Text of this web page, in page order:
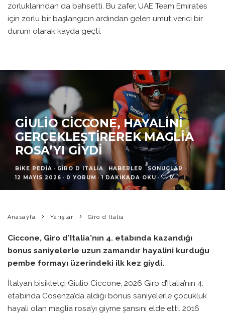
zorluklarından da bahsetti. Bu zafer, UAE Team Emirates
için zorlu bir başlangıcın ardından gelen umut verici bir
durum olarak kayda geçti.
GIULIO CICCONE, HAYALINI
GERÇEKLEŞTIREREK MAGLIA
ROSA’YI GIYDI
BIKE PEDIA · GIRO D ITALIA HABERLER SONUÇLAR ·
12 MAYIS 2026 · 0 YORUM · 1 DAKIKADA OKU · 0
Anasayfa Yarışlar Giro d Italia
Ciccone, Giro d'Italia'nın 4. etabında kazandığı
bonus saniyelerle uzun zamandır hayalini kurduğu
pembe formayı üzerindeki ilk kez giydi.
İtalyan bisikletçi Giulio Ciccone, 2026 Giro d’Italia’nın 4.
etabında Cosenza’da aldığı bonus saniyelerle çocukluk
hayali olan maglia rosa’yı giyme şansını elde etti. 2016